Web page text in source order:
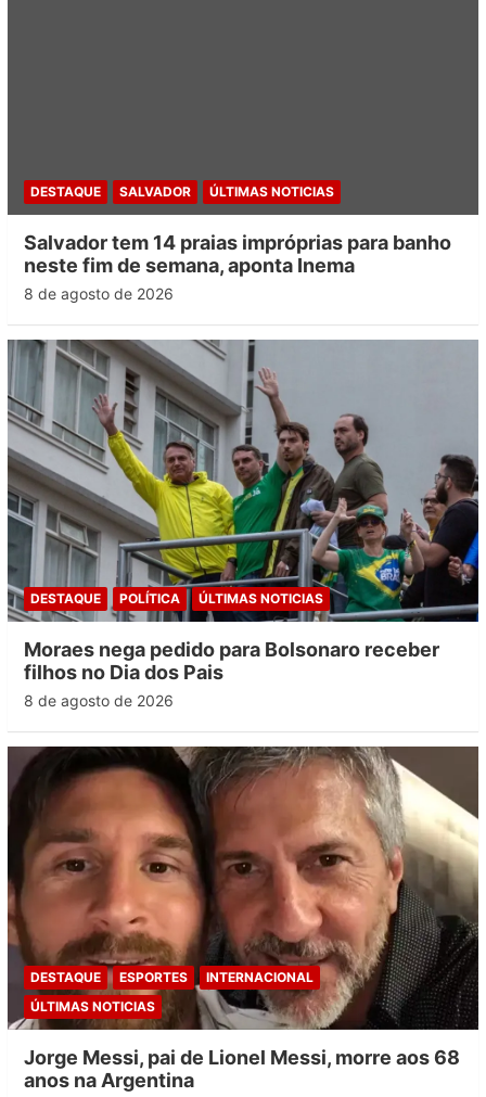
DESTAQUE SALVADOR ÚLTIMAS NOTICIAS
Salvador tem 14 praias impróprias para banho
neste fim de semana, aponta Inema
8 de agosto de 2026
DESTAQUE POLÍTICA ÚLTIMAS NOTICIAS
Moraes nega pedido para Bolsonaro receber
filhos no Dia dos Pais
8 de agosto de 2026
DESTAQUE ESPORTES
INTERNACIONAL
ÚLTIMAS NOTICIAS
Jorge Messi, pai de Lionel Messi, morre aos 68
anos na Argentina